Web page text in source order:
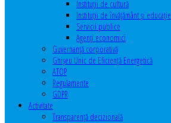
Instituţii de cultură
Instituţii de învăţământ şi educaţie
Servicii publice
Agenţi economici
Guvernanță corporativă
Ghişeu Unic de Eficienţă Energetică
ATOP
Regulamente
GDPR
Activitate
Transparenţă decizională